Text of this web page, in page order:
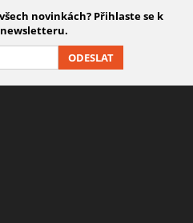
novinkách? Přihlaste se k
ODESLAT